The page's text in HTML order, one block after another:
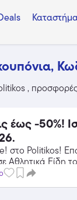
,
έως -50%!
στο Politikos!
Αθλητικά Είδη